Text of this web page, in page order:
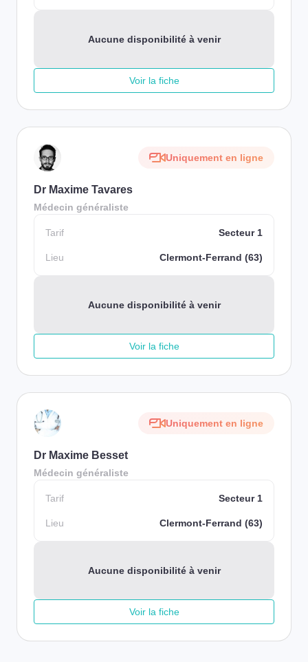
Aucune disponibilité à venir
Voir la fiche
Uniquement en ligne
Dr Maxime Tavares
Médecin généraliste
Tarif Secteur 1
Lieu Clermont-Ferrand (63)
Aucune disponibilité à venir
Voir la fiche
Uniquement en ligne
Dr Maxime Besset
Médecin généraliste
Tarif Secteur 1
Lieu Clermont-Ferrand (63)
Aucune disponibilité à venir
Voir la fiche